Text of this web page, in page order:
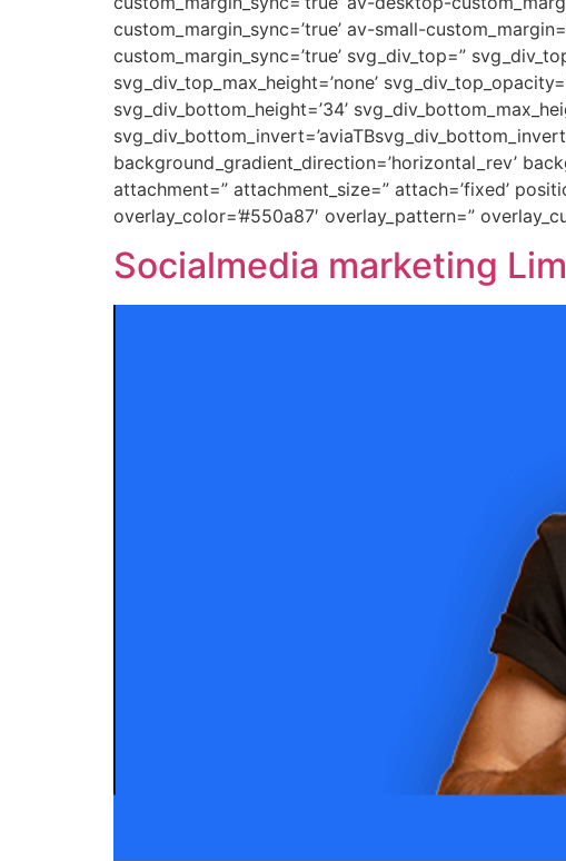
custom_margin_sync=’true’ av-small-
custom_margin_sync=’true’ svg_div_top=”
svg_div_top_max_height=’none’
svg_div_bottom_height=’34’
background_gradient_direction=’horizontal_rev’
attachment=” attachment_size=” attach=’fixed’
overlay_color=’#550a87′ overlay_pattern=”
Socialmedia marketing